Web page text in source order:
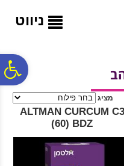
ניווט
מציג
‎ALTMAN‎ ‎CURCUM‎ ‎C‎3‎
‎(‎60‎)‎ ‎BDZ